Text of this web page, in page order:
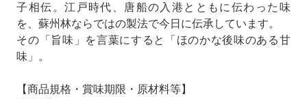
子相伝。江戸時代、唐船の入港とともに伝わった味
を、蘇州林ならではの製法で今日に伝承しています。
その「旨味」を言葉にすると「ほのかな後味のある甘
味」。
【商品規格・賞味期限・原材料等】